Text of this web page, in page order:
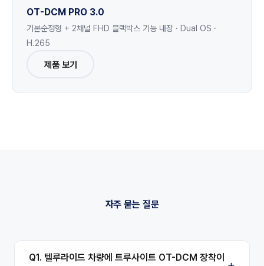
OT-DCM PRO 3.0
기본순정형 + 2채널 FHD 블랙박스 기능 내장 · Dual OS ·
H.265
제품 보기
자주 묻는 질문
Q1. 텔루라이드 차량에 트루사이트 OT-DCM 장착이